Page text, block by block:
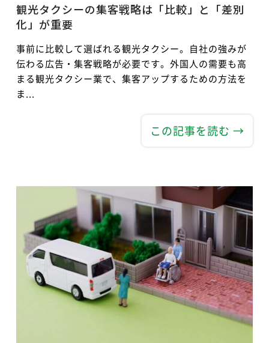
観光タクシーの集客戦略は「比較」と「差別
化」が重要
事前に比較して選ばれる観光タクシー。自社の強みが
伝わる広告・集客戦略が必要です。外国人の需要も高
まる観光タクシー業で、集客アップするための方法を
ま...
この記事を読む →